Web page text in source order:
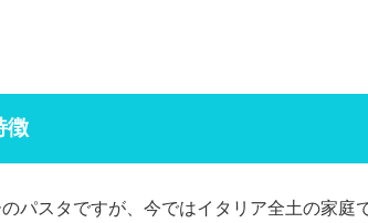
徴
パスタですが、今ではイタリア全土の家庭